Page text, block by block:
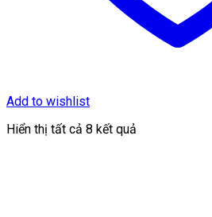
Add to wishlist
Hiển thị tất cả 8 kết quả